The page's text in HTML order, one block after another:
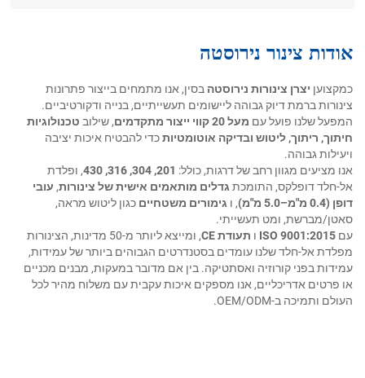
אודות צינור נירוסטה
כמקצוען יצרן צינורות נירוסטה בסין, אנו מתמחים בייצור פתרונות
צינורות ברמת דיוק גבוהה ליישומים תעשייתיים, בנייה ודקורטיביים.
המפעל שלנו פועל עם מעל 20 קווי ייצור מתקדמים , שילוב טכנולוגיות
חיתוך, ריתוך, ליטוש ובדיקה אוטומטיותכדי להבטיח איכות יציבה
ויעילות גבוהה.
אנו מציעים מגוון רחב של דרגות, כולל: 201, 304, 316, 430
, ופלדת
אל-חלד דופלקס, התומכתגדלים מותאמים אישית של צינורות, עובי
דופן (0.4 מ"מ–5.0 מ"מ)
, ו גימורים משטחיים כגון ליטוש מראה,
סאטן/מברשת, ומט תעשייתי.
עם ISO 9001:2015 ו תעודת CE
, ומייצא ליותר מ-50 מדינות, הצינורות
מפלדת אל-חלד שלנו עומדים בסטנדרטים הגבוהים ביותר של עמידות,
עמידות בפני קורוזיה ואסתטיקה. בין אם מדובר במעקות, מבנים מכניים
או פרטים אדריכליים, אנו מספקים איכות עקבית עם משלוח מהיר לכל
העולם ותמיכה ב-OEM/ODM.